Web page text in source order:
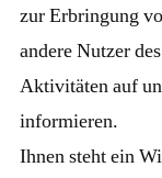
zur Erbringung
andere Nutzer
Aktivitäten auf
informieren.
Ihnen steht ein